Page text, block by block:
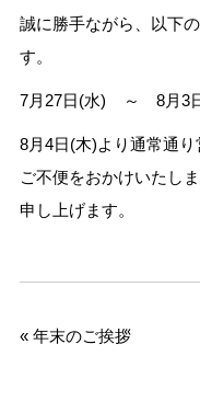
誠に勝手ながら、以下
す。
7月27日(水) ～ 8月3
8月4日(木)より通常通り
ご不便をおかけいたし
申し上げます。
« 年末のご挨拶